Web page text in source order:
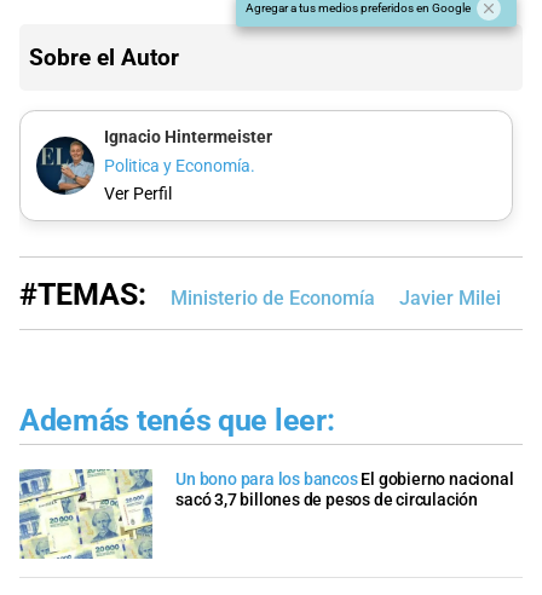
Agregar a tus medios preferidos en Google
Sobre el Autor
Ignacio Hintermeister
Politica y Economía.
Ver Perfil
#TEMAS: Ministerio de Economía Javier Milei
Además tenés que leer:
Un bono para los bancos El gobierno nacional
sacó 3,7 billones de pesos de circulación